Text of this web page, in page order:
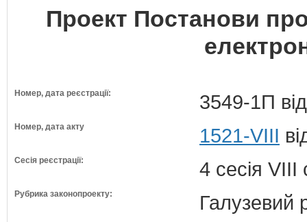
Проект Постанови
Номер, дата реєстрації: 3549-1П
Номер, дата акту 1521-VIII
Сесія реєстрації: 4 сесія VIII
Рубрика законопроекту: Галузевий